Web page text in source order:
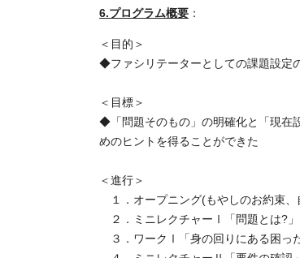
6.プログラム概要 ：
＜目的＞
◆ファシリテーターとしての課題設定
＜目標＞
◆「問題そのもの」の明確化と「現在
めのヒントを得ることができた
＜進行＞
１．オープニング(もやしのお約束、
２．ミニレクチャーⅠ「問題とは?」
３．ワークⅠ「身の回りにある困った